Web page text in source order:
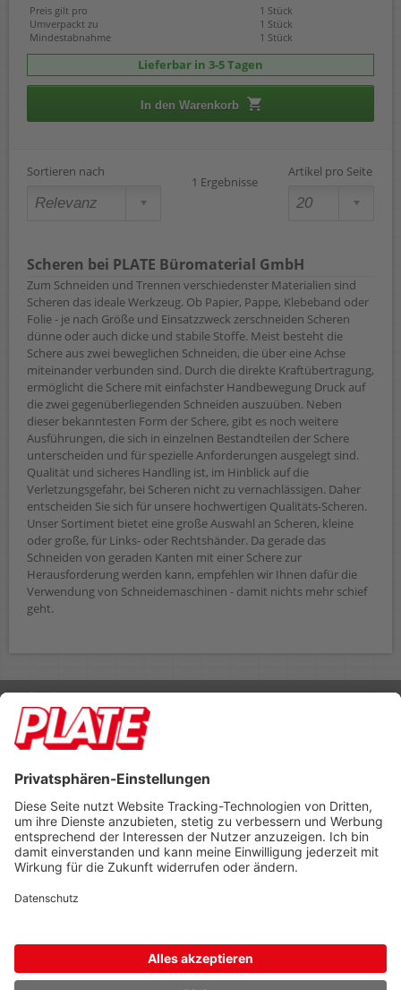
Preis gilt pro
1 Stück
Umverpackt zu
1 Stück
Mindestabnahme
1 Stück
Lieferbar in 3-5 Tagen
In den Warenkorb
Sortieren nach
1 Ergebnisse
Artikel pro Seite
Scheren bei PLATE Büromaterial GmbH
Zum Schneiden und Trennen verschiedenster Materialien sind
Scheren das ideale Werkzeug. Ob Papier, Pappe, Klebeband oder
Folie - je nach Größe und Einsatzzweck zerschneiden Scheren
dünne oder auch dicke und stabile Stoffe. Meist besteht die
Schere aus zwei beweglichen Schneiden, die über eine Achse
miteinander verbunden sind. Durch die direkte Kraftübertragung,
ermöglicht die Schere mit einfachster Handbewegung Druck auf
die zwei gegenüberliegenden Schneiden auszuüben. Neben
dieser bekanntesten Form der Schere, gibt es noch weitere
Ausführungen, die sich in einzelnen Bestandteilen der Schere
unterscheiden und für spezielle Anforderungen ausgelegt sind.
Qualität und sicheres Handling ist, im Hinblick auf die
Verletzungsgefahr, bei Scheren nicht zu vernachlässigen. Daher
entscheiden Sie sich für unsere hochwertigen Qualitäts-Scheren.
Unser Sortiment bietet eine große Auswahl an Scheren, kleine
oder große, für Links- oder Rechtshänder. Da gerade das
Schneiden von geraden Kanten mit einer Schere zur
Herausforderung werden kann, empfehlen wir Ihnen dafür die
Verwendung von Schneidemaschinen - damit nichts mehr schief
geht.
Rufen Sie uns an 04298 401-0
Lieferbedingungen Impressum
Footer anzeigen
PLATE Büromaterial Vertriebs GmbH
Hilligenwarf 5